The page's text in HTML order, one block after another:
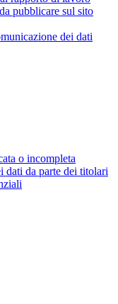
pubblicare sul sito
dei dati
o incompleta
dati da parte dei titolari